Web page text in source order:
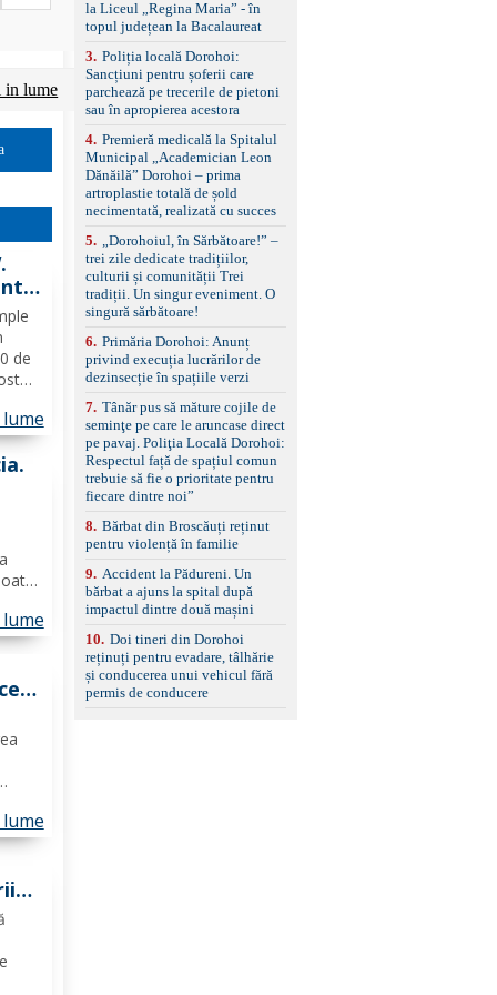
in lume
de
panoramică, geamuri
spate fumurii Carlig de
remorcare Bonus: -
Covorașe textile montate
pe mașină. -Ofer și un
set de covorașe din
împreună cu un set de
anvelope de iarnă.
la Liceul „Regina Maria” - în
topul județean la Bacalaureat
3. Poliția locală Dorohoi:
Sancțiuni pentru șoferii care
parchează pe trecerile de pietoni
sau în apropierea acestora
4. Premieră medicală la Spitalul
Municipal „Academician Leon
Dănăilă” Dorohoi – prima
artroplastie totală de șold
necimentată, realizată cu succes
5.
„Dorohoiul, în Sărbătoare!” –
trei zile dedicate tradițiilor,
culturii și comunității Trei
tradiții. Un singur eveniment. O
singură sărbătoare!
6. Primăria Dorohoi: Anunț
privind execuția lucrărilor de
dezinsecție în spațiile verzi
7. Tânăr pus să măture cojile de
seminţe pe care le aruncase direct
pe pavaj. Poliţia Locală Dorohoi:
Respectul față de spațiul comun
trebuie să fie o prioritate pentru
fiecare dintre noi”
8. Bărbat din Broscăuți reținut
pentru violență în familie
9. Accident la Pădureni. Un
bărbat a ajuns la spital după
impactul dintre două mașini
10. Doi tineri din Dorohoi
reținuți pentru evadare, tâlhărie
și conducerea unui vehicul fără
permis de conducere